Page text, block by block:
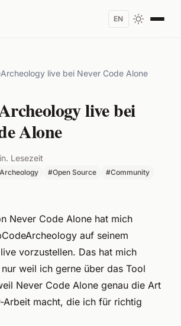
EN
live bei Never Code Alone
live bei
Alone
Lesezeit
#Open Source #Community
Never Code Alone hat mich
auf seinem
vorzustellen. Das hat mich
weil ich gerne über das Tool
Never Code Alone genau die Art
Arbeit macht, die ich für richtig